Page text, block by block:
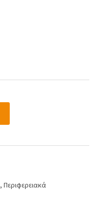
, Περιφερειακά